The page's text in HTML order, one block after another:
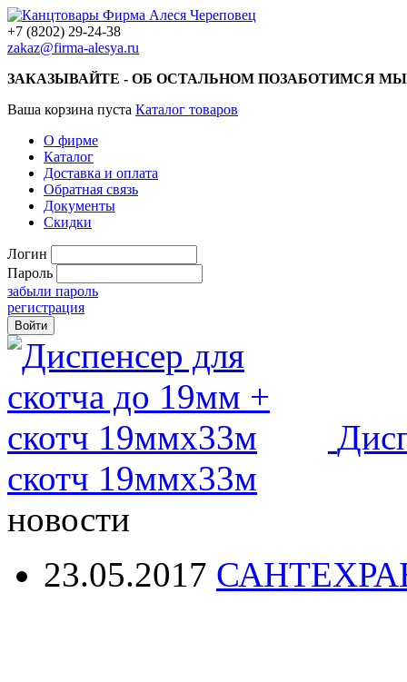
+7 (8202) 29-24-38
zakaz@firma-alesya.ru
ЗАКАЗЫВАЙТЕ - ОБ ОСТАЛЬНОМ ПОЗАБОТИМСЯ МЫ
Ваша корзина пуста Каталог товаров
О фирме
Каталог
Доставка и оплата
Обратная связь
Документы
Скидки
Логин
Пароль
забыли пароль
регистрация
скотч 19ммх33м
новости
23.05.2017